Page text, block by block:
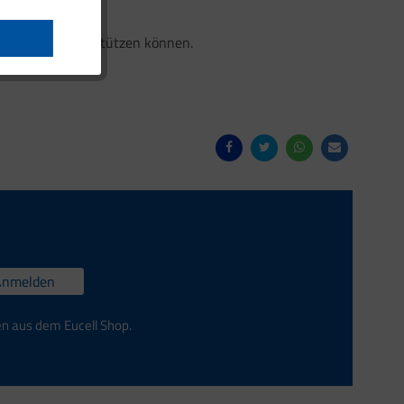
unterstützen können.
aus dem Eucell Shop.